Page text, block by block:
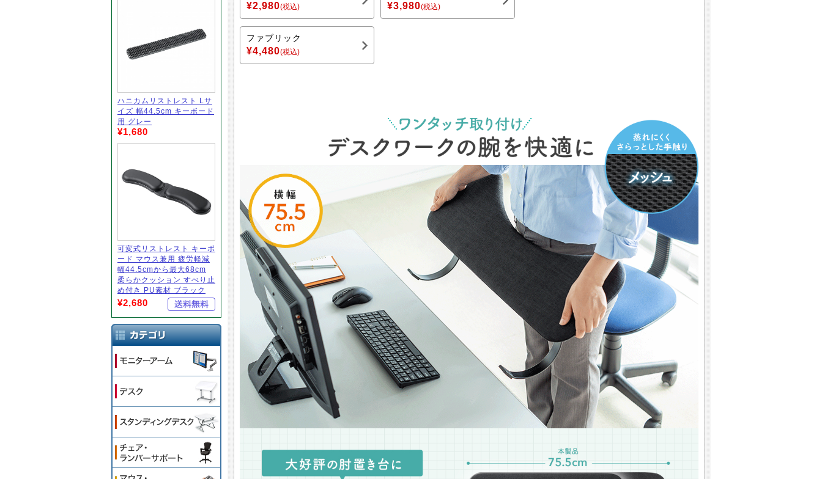
ハニカムリストレスト Lサ
イズ 幅44.5cm キーボード
用 グレー
¥1,680
可変式リストレスト キーボ
ード マウス兼用 疲労軽減
幅44.5cmから最大68cm
柔らかクッション すべり止
め付き PU素材 ブラック
¥2,680
¥2,980(税込) ¥3,980(税込)
ファブリック
¥4,480(税込)